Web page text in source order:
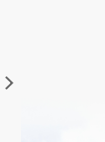
角的端點，冬季海浪拍打
著礁岸，旺盛的侵蝕作